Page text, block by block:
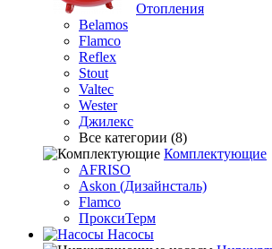
Отопления
Belamos
Flamco
Reflex
Stout
Valtec
Wester
Джилекс
Все категории (8)
Комплектующие
AFRISO
Askon (Дизайнсталь)
Flamco
ПроксиТерм
Насосы